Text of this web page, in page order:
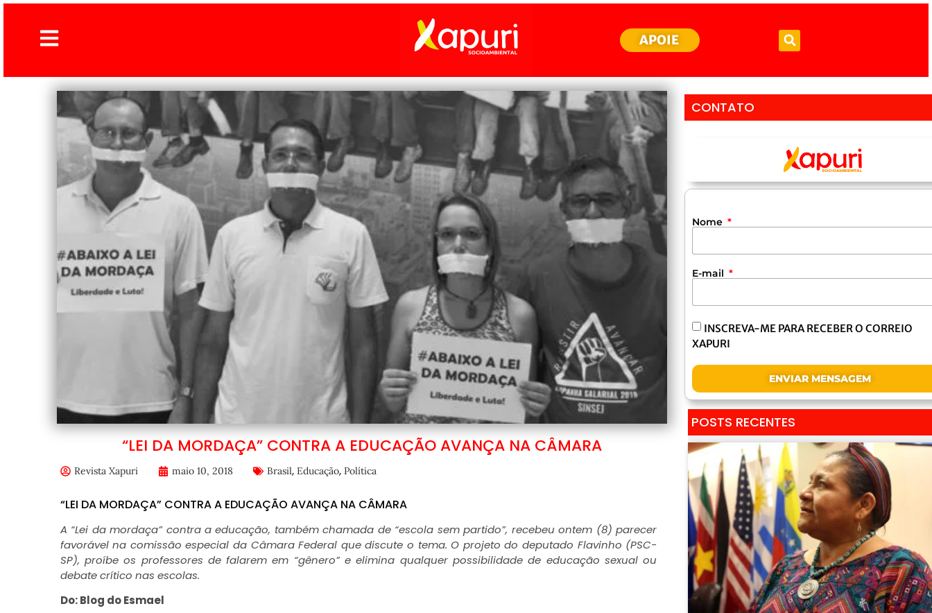
APOIE
“LEI DA MORDAÇA” CONTRA A EDUCAÇÃO AVANÇA NA CÂMARA
Revista Xapuri maio 10, 2018 Brasil, Educação, Política
“LEI DA MORDAÇA” CONTRA A EDUCAÇÃO AVANÇA NA CÂMARA
A “Lei da mordaça” contra a educação, também chamada de “escola sem partido”, recebeu ontem (8) parecer
favorável na comissão especial da Câmara Federal que discute o tema. O projeto do deputado Flavinho (PSC-
SP), proíbe os professores de falarem em “gênero” e elimina qualquer possibilidade de educação sexual ou
debate crítico nas escolas.
Do: Blog do Esmael
CONTATO
Nome
E-mail
INSCREVA-ME PARA RECEBER O CORREIO
XAPURI
ENVIAR MENSAGEM
POSTS RECENTES